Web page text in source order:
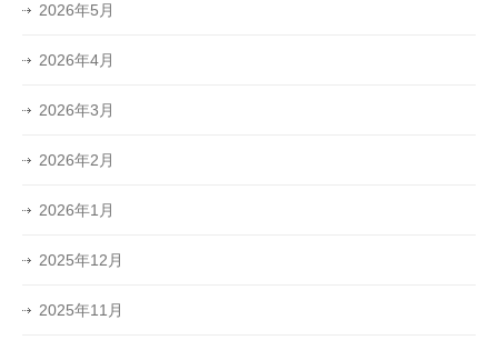
2026年5月
2026年4月
2026年3月
2026年2月
2026年1月
2025年12月
2025年11月